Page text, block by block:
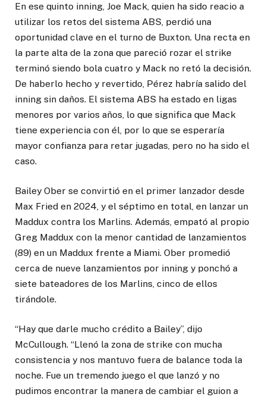
En ese quinto inning, Joe Mack, quien ha sido reacio a
utilizar los retos del sistema ABS, perdió una
oportunidad clave en el turno de Buxton. Una recta en
la parte alta de la zona que pareció rozar el strike
terminó siendo bola cuatro y Mack no retó la decisión.
De haberlo hecho y revertido, Pérez habría salido del
inning sin daños. El sistema ABS ha estado en ligas
menores por varios años, lo que significa que Mack
tiene experiencia con él, por lo que se esperaría
mayor confianza para retar jugadas, pero no ha sido el
caso.
Bailey Ober se convirtió en el primer lanzador desde
Max Fried en 2024, y el séptimo en total, en lanzar un
Maddux contra los Marlins. Además, empató al propio
Greg Maddux con la menor cantidad de lanzamientos
(89) en un Maddux frente a Miami. Ober promedió
cerca de nueve lanzamientos por inning y ponchó a
siete bateadores de los Marlins, cinco de ellos
tirándole.
“Hay que darle mucho crédito a Bailey”, dijo
McCullough. “Llenó la zona de strike con mucha
consistencia y nos mantuvo fuera de balance toda la
noche. Fue un tremendo juego el que lanzó y no
pudimos encontrar la manera de cambiar el guion a